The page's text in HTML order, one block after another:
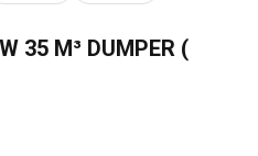
35 M³ DUMPER (